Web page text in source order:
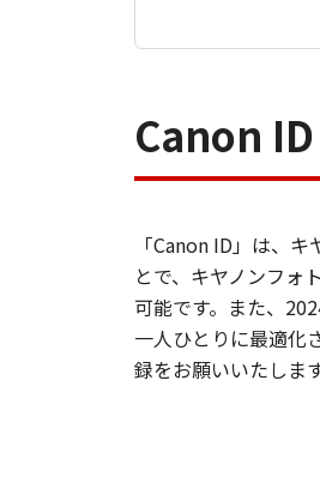
Canon
「Canon ID」は、
とで、キヤノンフォ
可能です。また、
一人ひとりに最適化
録をお願いいたしま